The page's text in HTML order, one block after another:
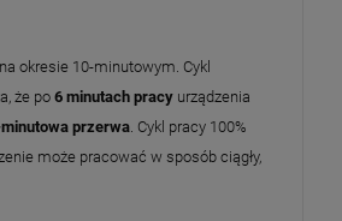
okresie 10-minutowym. Cykl
że po 6 minutach pracy urządzenia
przerwa . Cykl pracy 100%
może pracować w sposób ciągły,